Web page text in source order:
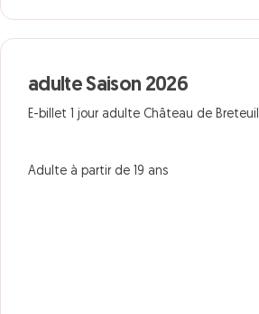
adulte Saison 2026
E-billet 1 jour adulte Château de Breteuil
Adulte à partir de 19 ans